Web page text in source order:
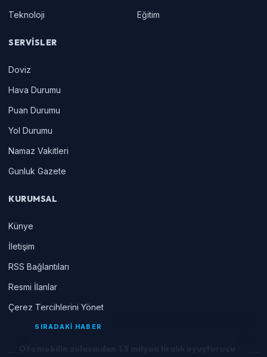
Teknoloji
Eğitim
SERVISLER
Doviz
Hava Durumu
Puan Durumu
Yol Durumu
Namaz Vakitleri
Gunluk Gazete
KURUMSAL
Künye
İletişim
RSS Bağlantıları
Resmi İlanlar
Çerez Tercihlerini Yönet
SIRADAKİ HABER